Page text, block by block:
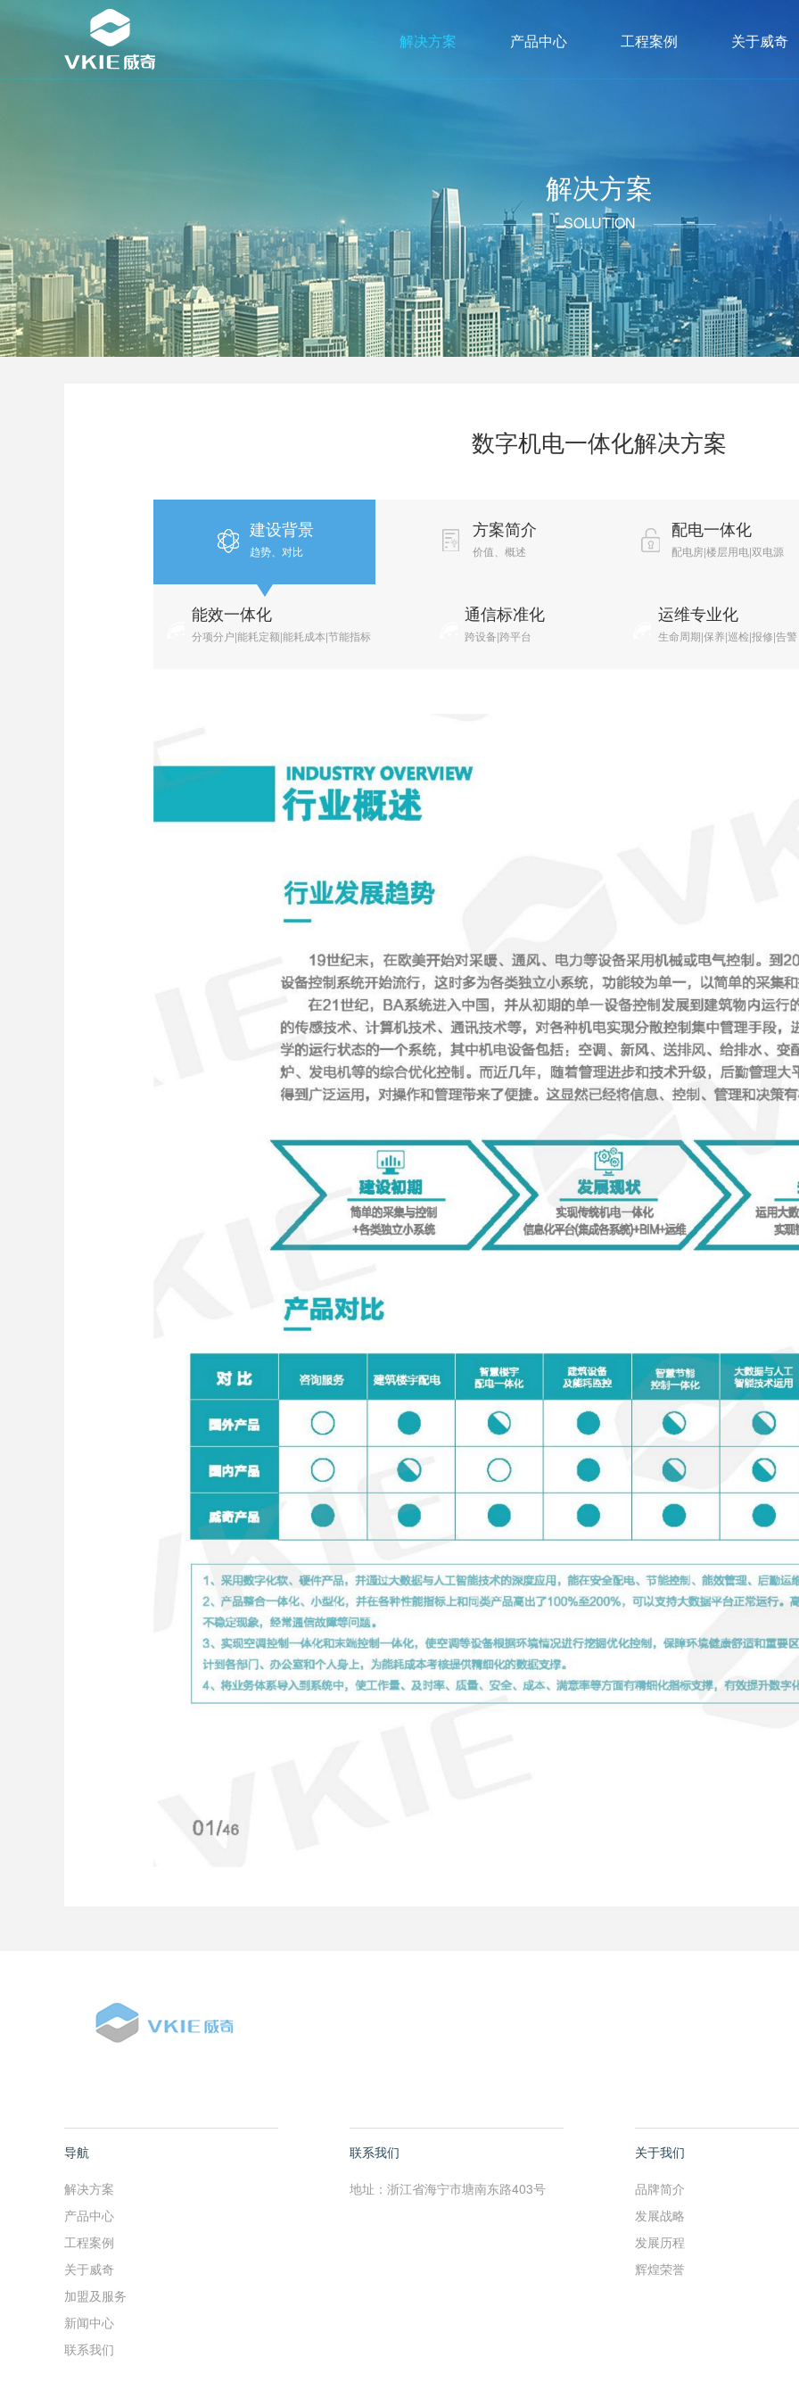
解决方案 产品中心 工程案例 关于威奇
解决方案
SOLUTION
数字机电一体化解决方案
建设背景
趋势、对比
方案简介
价值、概述
配电一体化
配电房|楼层用电|双电源
能效一体化
分项分户|能耗定额|能耗成本|节能指标
通信标准化
跨设备|跨平台
运维专业化
生命周期|保养|巡检|报修|告警
导航
解决方案
产品中心
工程案例
关于威奇
加盟及服务
新闻中心
联系我们
联系我们
地址：浙江省海宁市塘南东路403号
关于我们
品牌简介
发展战略
发展历程
辉煌荣誉